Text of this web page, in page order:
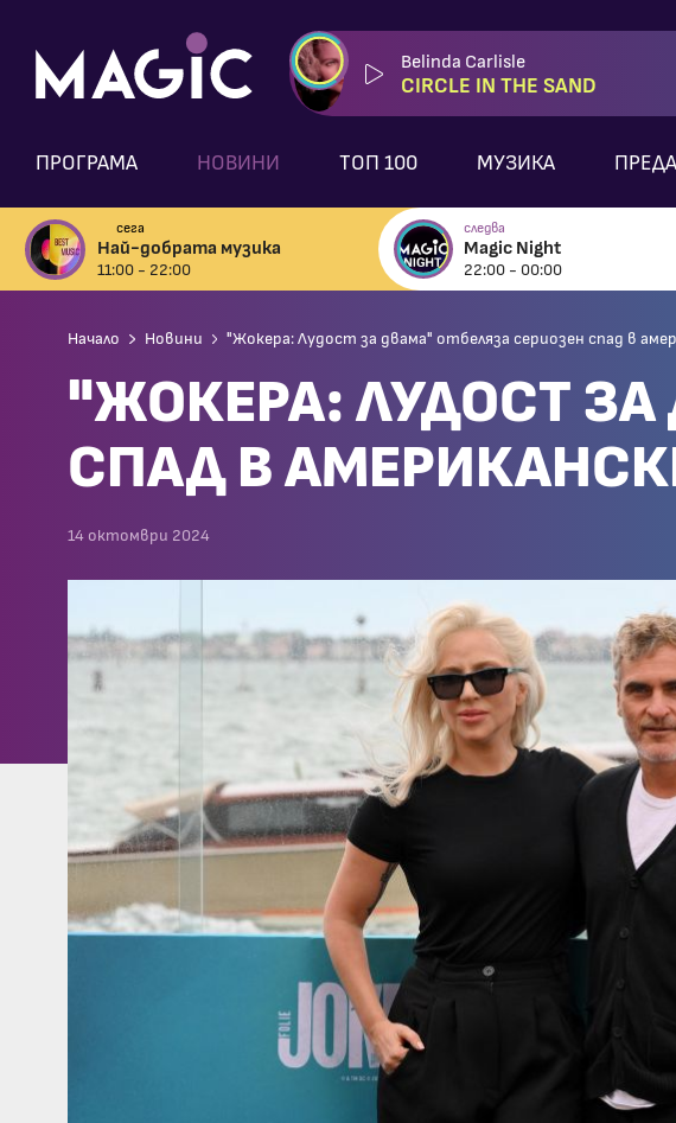
Belinda Carlisle
CIRCLE IN THE SAND
ПРОГРАМА НОВИНИ ТОП 100 МУЗИКА
сега
Най-добрата музика
11:00 - 22:00
следва
Magic Night
22:00 - 00:00
Начало Новини "Жокера: Лудост за двама" отбеляза сериозен спад в
"ЖОКЕРА: ЛУДОСТ
СПАД В
14 октомври 2024